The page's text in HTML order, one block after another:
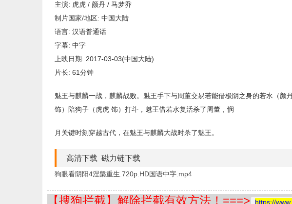
主演: 虎虎 / 颜丹 / 马梦乔
制片国家/地区: 中国大陆
语言: 汉语普通话
字幕: 中字
上映日期: 2017-03-03(中国大陆)
片长: 61分钟
魅王与麒麟一战，麒麟战败。魅王手下与周董交易若能借极阴之身的若水（颜
饰）陪狗子（虎虎 饰）打斗，魅王借若水复活杀了周董，悯
月关键时刻穿越古代，在魅王与麒麟大战时杀了魅王。
高清下载 磁力链下载
狗眼看阴阳4涅槃重生.720p.HD国语中字.mp4
【搜狗拦截】解除拦截有效方法！===> https://